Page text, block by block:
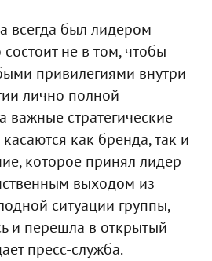
всегда был лидером
не в том, чтобы
привилегиями внутри
лично полной
важные стратегические
как бренда, так и
которое принял лидер
выходом из
ситуации группы,
и перешла в открытый
пресс-служба.